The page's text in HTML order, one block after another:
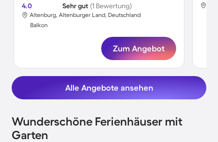
4.0 Sehr gut (1 Bewertung)
Altenburg, Altenburger Land, Deutschland
Balkon
Zum Angebot
Alle Angebote ansehen
Wunderschöne Ferienhäuser mit
Garten